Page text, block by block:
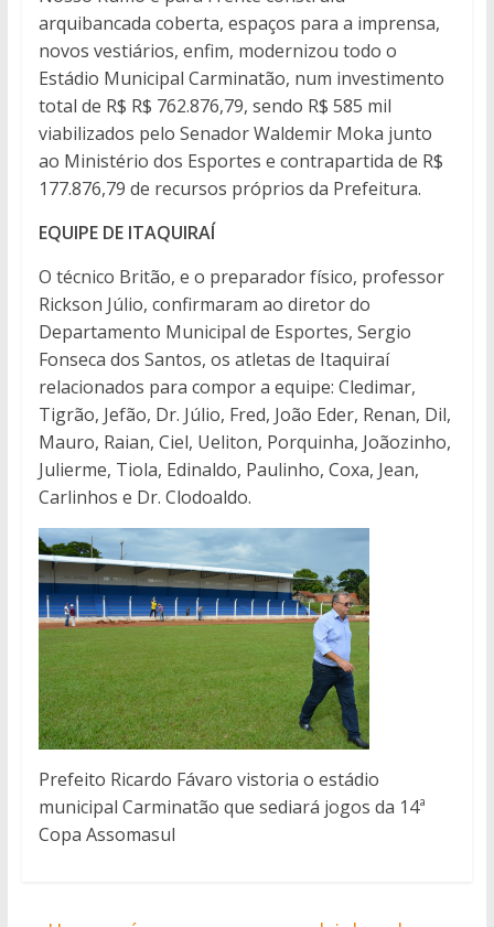
arquibancada coberta, espaços para a imprensa,
novos vestiários, enfim, modernizou todo o
Estádio Municipal Carminatão, num investimento
total de R$ R$ 762.876,79, sendo R$ 585 mil
viabilizados pelo Senador Waldemir Moka junto
ao Ministério dos Esportes e contrapartida de R$
177.876,79 de recursos próprios da Prefeitura.
EQUIPE DE ITAQUIRAÍ
O técnico Britão, e o preparador físico, professor
Rickson Júlio, confirmaram ao diretor do
Departamento Municipal de Esportes, Sergio
Fonseca dos Santos, os atletas de Itaquiraí
relacionados para compor a equipe: Cledimar,
Tigrão, Jefão, Dr. Júlio, Fred, João Eder, Renan, Dil,
Mauro, Raian, Ciel, Ueliton, Porquinha, Joãozinho,
Julierme, Tiola, Edinaldo, Paulinho, Coxa, Jean,
Carlinhos e Dr. Clodoaldo.
Prefeito Ricardo Fávaro vistoria o estádio
municipal Carminatão que sediará jogos da 14ª
Copa Assomasul